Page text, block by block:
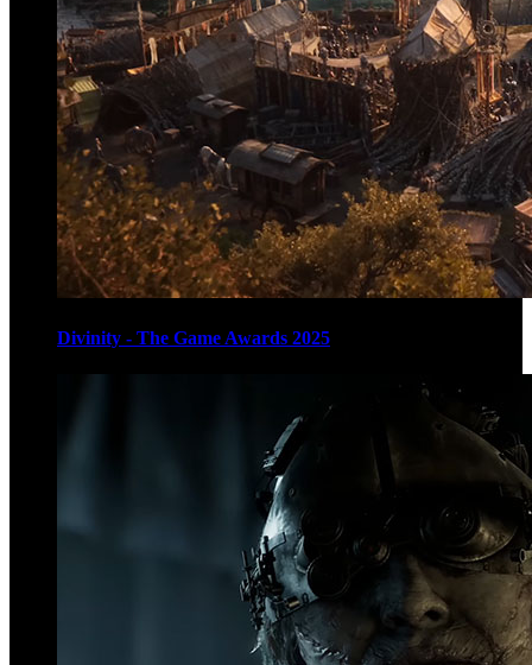
Divinity - The Game Awards 2025